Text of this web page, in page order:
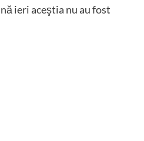
ieri aceştia nu au fost